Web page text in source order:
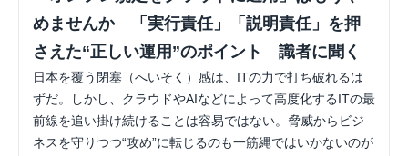
めませんか　「実行責任」「説明責任」を押
さえた“正しい運用”のポイント　識者に聞く
日本を覆う閉塞（へいそく）感は、ITの力で打ち破れるは
ずだ。しかし、クラウドやAIなどによって高度化するITの最
前線を追い掛け続けることは容易ではない。脅威からビジ
ネスを守りつつ“攻め”に転じるのも一筋縄ではいかないのが